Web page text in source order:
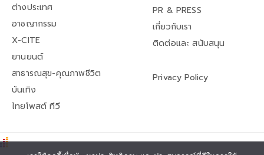
ต่างประเทศ
อาชญากรรม
X-CITE
ยานยนต์
สาธารณสุข-คุณภาพชีวิต
บันเทิง
ไทยโพสต์ ทีวี
PR & PRESS
เกี่ยวกับเรา
ติดต่อและ สนับสนุน
Privacy Policy